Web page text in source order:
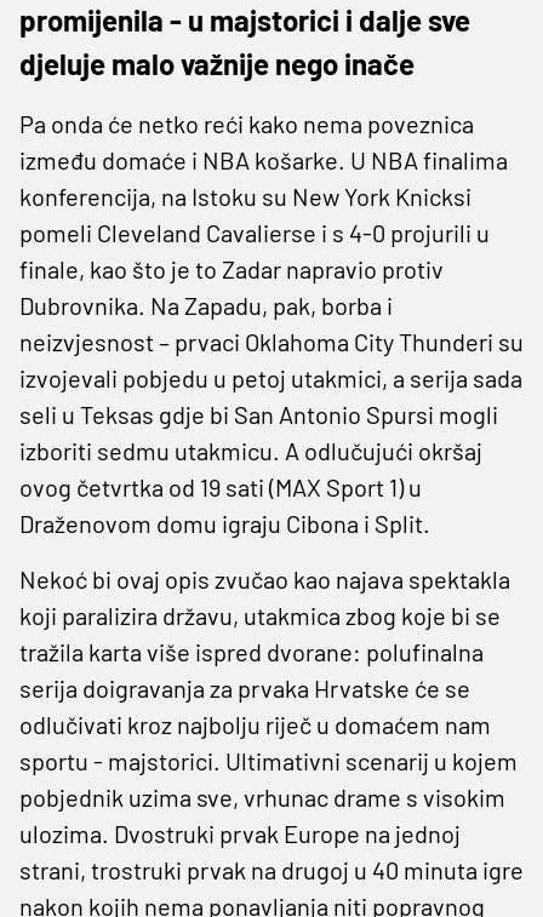
promijenila - u majstorici i dalje sve
djeluje malo važnije nego inače
Pa onda će netko reći kako nema poveznica
između domaće i NBA košarke. U NBA finalima
konferencija, na Istoku su New York Knicksi
pomeli Cleveland Cavalierse i s 4-0 projurili u
finale, kao što je to Zadar napravio protiv
Dubrovnika. Na Zapadu, pak, borba i
neizvjesnost – prvaci Oklahoma City Thunderi su
izvojevali pobjedu u petoj utakmici, a serija sada
seli u Teksas gdje bi San Antonio Spursi mogli
izboriti sedmu utakmicu. A odlučujući okršaj
ovog četvrtka od 19 sati (MAX Sport 1) u
Draženovom domu igraju Cibona i Split.
Nekoć bi ovaj opis zvučao kao najava spektakla
koji paralizira državu, utakmica zbog koje bi se
tražila karta više ispred dvorane: polufinalna
serija doigravanja za prvaka Hrvatske će se
odlučivati kroz najbolju riječ u domaćem nam
sportu - majstorici. Ultimativni scenarij u kojem
pobjednik uzima sve, vrhunac drame s visokim
ulozima. Dvostruki prvak Europe na jednoj
strani, trostruki prvak na drugoj u 40 minuta igre
nakon kojih nema ponavljanja niti popravnog